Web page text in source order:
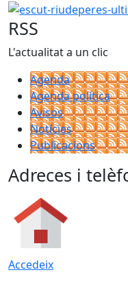
escut-riudeperes-
RSS
L'actualitat a un clic
Agenda
Agenda política
Avisos
Notícies
Publicacions
Adreces i
Accedeix